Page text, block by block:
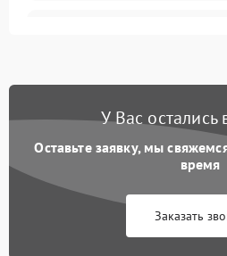
Повреждение проводов 500 ₽
Неисправность системы
защиты от перегрузок
Поломка системы
автоматического
У Вас остались
Оставьте заявку, мы
время
Заказать